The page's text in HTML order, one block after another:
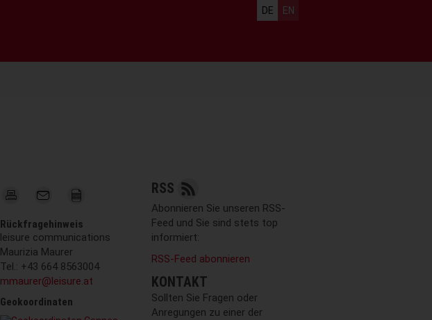
Sprachauswahl
DE EN
Rückfragehinweis
leisure communications
Maurizia Maurer
Tel.: +43 664 8563004
mmaurer@leisure.at
Geokoordinaten
RSS
Abonnieren Sie unseren RSS-
Feed und Sie sind stets top
informiert:
RSS-Feed abonnieren
KONTAKT
Sollten Sie Fragen oder
Anregungen zu einer der